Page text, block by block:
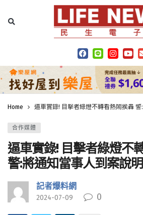
Home 逼車實錄! 目擊者綠燈不轉看熱鬧挨轟
合作媒體
逼車實錄! 目擊者綠燈不
警:將通知當事人到案說明
記者爆料網
2024-07-09 0